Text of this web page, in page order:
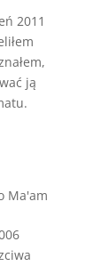
2011
ją
Ma'am